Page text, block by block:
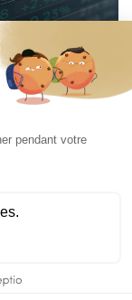
réactions côté
Theme By